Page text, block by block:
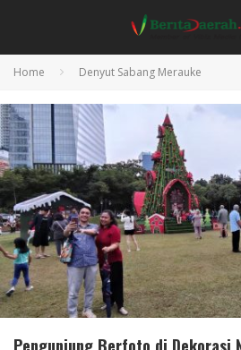
Home Denyut Sabang Merauke